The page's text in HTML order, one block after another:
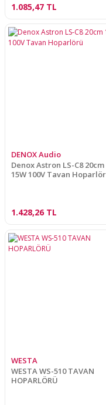
1.085,47 TL
DENOX Audio
Denox Astron LS-C8 20cm
15W 100V Tavan
1.428,26 TL
WESTA
WESTA WS-510 TAVAN
HOPARLÖRÜ